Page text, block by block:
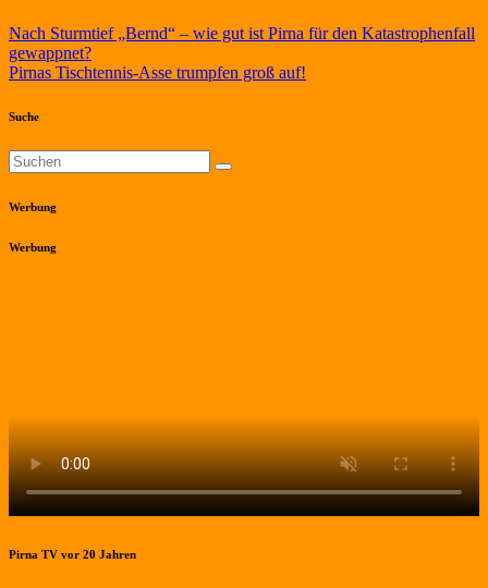
Beitragsnavigation
Nach Sturmtief „Bernd“ – wie gut ist Pirna für den Katastrophenfall
gewappnet?
Pirnas Tischtennis-Asse trumpfen groß auf!
Suche
Werbung
Werbung
Pirna TV vor 20 Jahren